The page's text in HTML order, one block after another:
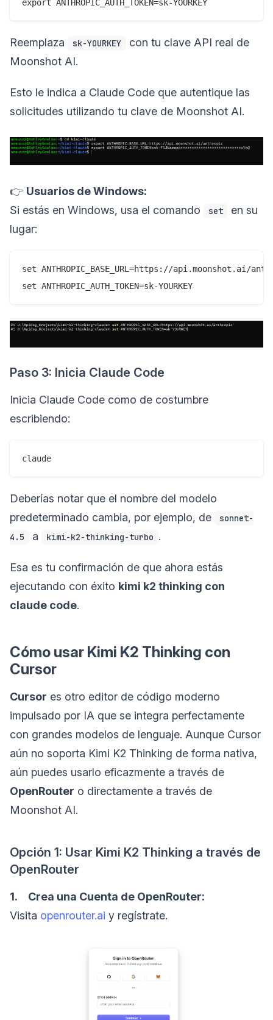
Reemplaza sk-YOURKEY
con tu clave API real de
Moonshot AI.
Esto le indica a Claude Code que autentique las
solicitudes utilizando tu clave de Moonshot AI.
👉 Usuarios de Windows:
Si estás en Windows, usa el comando
set
en su
lugar:
set ANTHROPIC_BASE_URL=https://api.moonshot.ai/
Paso 3: Inicia Claude Code
Inicia Claude Code como de costumbre
escribiendo:
Deberías notar que el nombre del modelo
predeterminado cambia, por ejemplo, de
sonnet-
4.5
a kimi-k2-thinking-turbo .
Esa es tu confirmación de que ahora estás
ejecutando con éxito kimi k2 thinking con
claude code.
Cómo usar Kimi K2 Thinking con
Cursor
Cursor es otro editor de código moderno
impulsado por IA que se integra perfectamente
con grandes modelos de lenguaje. Aunque Cursor
aún no soporta Kimi K2 Thinking de forma nativa,
aún puedes usarlo eficazmente a través de
OpenRouter o directamente a través de
Moonshot AI.
Opción 1: Usar Kimi K2 Thinking a través de
OpenRouter
1. Crea una Cuenta de OpenRouter:
Visita openrouter.ai y regístrate.